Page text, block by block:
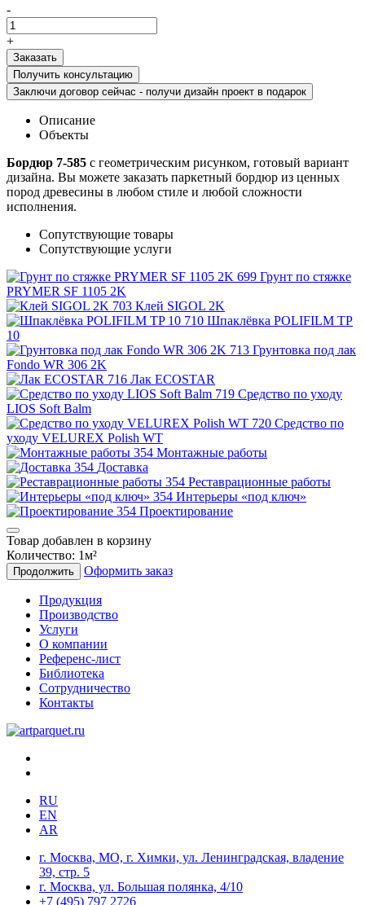
-
+
Получить консультацию
Заключи договор сейчас - получи дизайн проект в подарок
Описание
Объекты
Бордюр 7-585 с геометрическим рисунком, готовый вариант
дизайна. Вы можете заказать паркетный бордюр из ценных
пород древесины в любом стиле и любой сложности
исполнения.
Сопутствующие товары
Сопутствующие услуги
Грунт по стяжке
PRYMER SF 1105 2K
Клей SIGOL 2K
Шпаклёвка POLIFILM TP
10
Грунтовка под лак
Fondo WR 306 2K
Лак ECOSTAR
Средство по уходу
LIOS Soft Balm
Средство по
уходу VELUREX Polish WT
Монтажные работы
Доставка
Реставрационные работы
Интерьеры «под ключ»
Проектирование
Товар добавлен в корзину
Количество: 1м²
Продолжить Оформить заказ
Продукция
Производство
Услуги
О компании
Референс-лист
Библиотека
Сотрудничество
Контакты
RU
EN
AR
г. Москва, МО, г. Химки, ул. Ленинградская, владение
39, стр. 5
г. Москва, ул. Большая полянка, 4/10
+7 (495) 797 2726